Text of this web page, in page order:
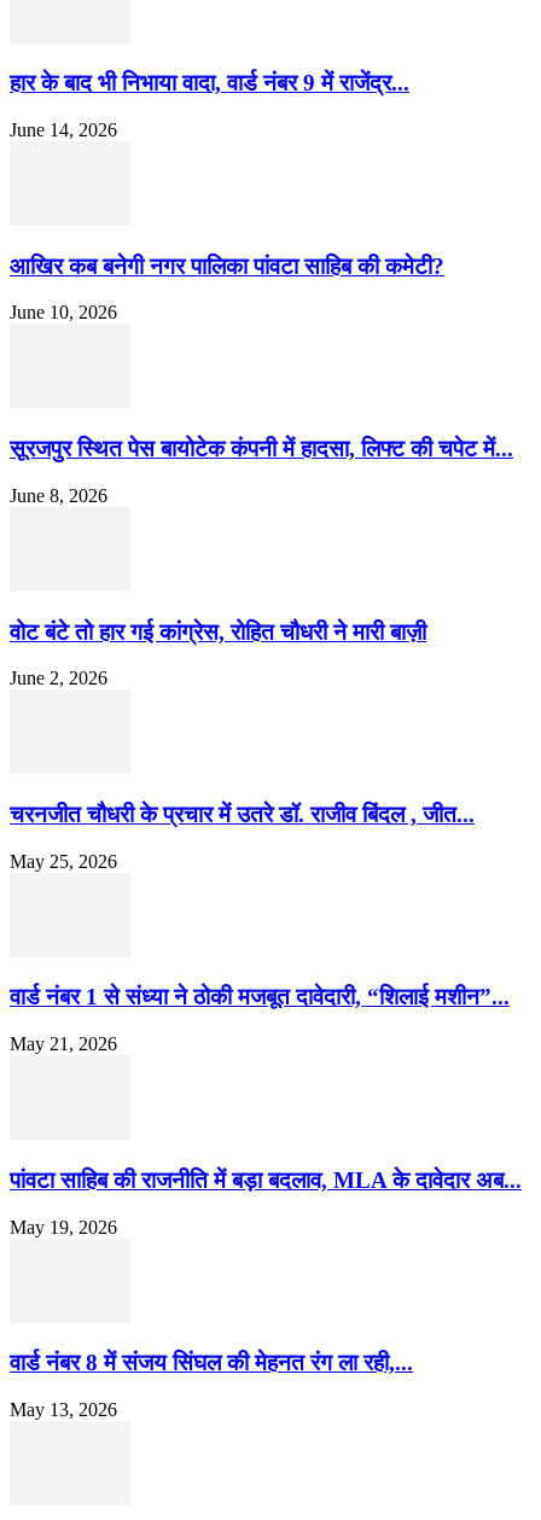
हार के बाद भी निभाया वादा, वार्ड नंबर 9 में राजेंद्र...
June 14, 2026
आखिर कब बनेगी नगर पालिका पांवटा साहिब की कमेटी?
June 10, 2026
सूरजपुर स्थित पेस बायोटेक कंपनी में हादसा, लिफ्ट की चपेट में...
June 8, 2026
वोट बंटे तो हार गई कांग्रेस, रोहित चौधरी ने मारी बाज़ी
June 2, 2026
चरनजीत चौधरी के प्रचार में उतरे डॉ. राजीव बिंदल , जीत...
May 25, 2026
वार्ड नंबर 1 से संध्या ने ठोकी मजबूत दावेदारी, “शिलाई मशीन”...
May 21, 2026
पांवटा साहिब की राजनीति में बड़ा बदलाव, MLA के दावेदार अब...
May 19, 2026
वार्ड नंबर 8 में संजय सिंघल की मेहनत रंग ला रही,...
May 13, 2026